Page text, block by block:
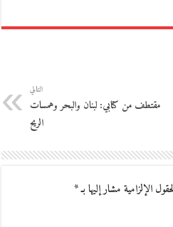
التالي
مقتطف من كتابي: لبنان والبحر وهمسات
الريح
الإلزامية مشار إليها بـ*